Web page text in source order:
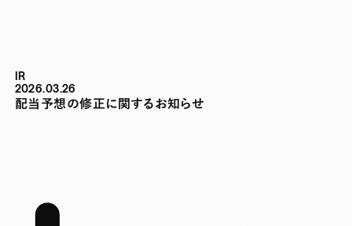
IR
2026.03.26
配当予想の修正に関するお知らせ